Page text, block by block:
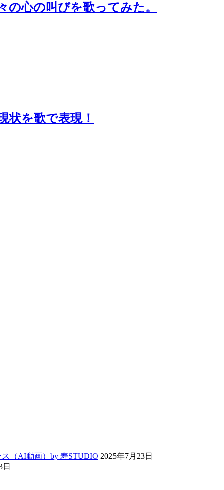
心の叫びを歌ってみた。
を歌で表現！
（AI動画）by 寿STUDIO 2025年7月23日